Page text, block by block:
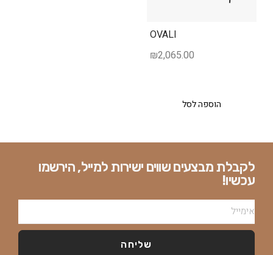
OVALI
₪2,065.00
הוספה לסל
לקבלת מבצעים שווים ישירות למייל, הירשמו
עכשיו!
שליחה